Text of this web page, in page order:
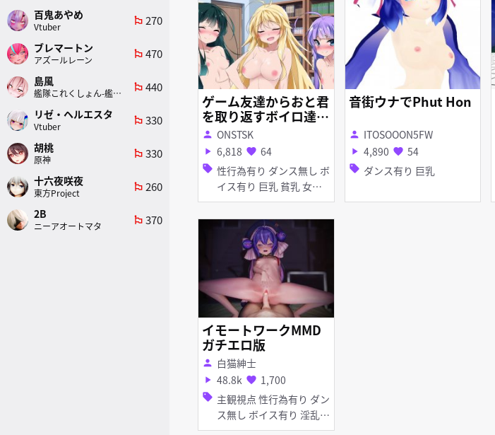
ゲーム友達からおと君
を取り返すボイロ達の
話 フルバージョン
person ONSTSK
play_arrow 6,818 favorite 64
sell 性行為有り ダンス無し ボ
イス有り 巨乳 貧乳 女性
上位
音街ウナでPhut Hon
person ITOSOOON5FW
play_arrow 4,890 favorite 54
sell ダンス有り 巨乳
イモートワークMMD
ガチエロ版
person 白猫紳士
play_arrow 48.8k favorite 1,700
sell 主観視点 性行為有り ダン
ス無し ボイス有り 淫乱
貧乳 ぷに
百鬼あやめ
Vtuber
emoji_flags 270
ブレマートン
アズールレーン
emoji_flags 470
島風
艦隊これくしょん-艦これ-
emoji_flags 440
リゼ・ヘルエスタ
Vtuber
emoji_flags 330
胡桃
原神
emoji_flags 330
十六夜咲夜
東方Project
emoji_flags 260
2B
ニーアオートマタ
emoji_flags 370